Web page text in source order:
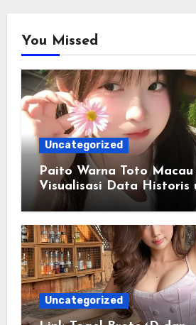
You Missed
Uncategorized
Paito Warna Toto
Visualisasi Data Historis
Memahami Informasi
Terstruktur
Uncategorized